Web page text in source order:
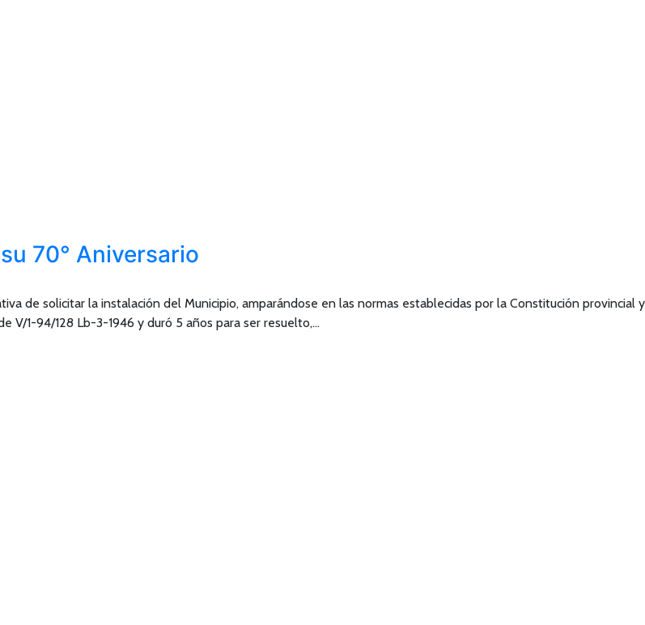
70° Aniversario
de solicitar la instalación del Municipio, amparándose en las normas establecidas por la Constitución provincial y
V/1-94/128 Lb-3-1946 y duró 5 años para ser resuelto,…